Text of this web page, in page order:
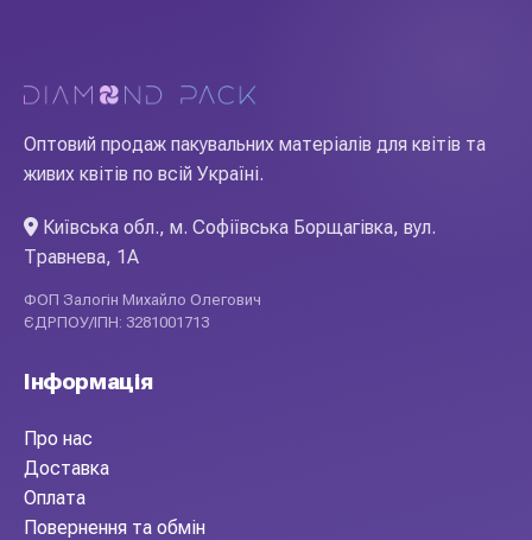
Оптовий продаж пакувальних матеріалів для квітів та
живих квітів по всій Україні.
Київська обл., м. Софіївська Борщагівка, вул.
Травнева, 1А
ФОП Залогін Михайло Олегович
ЄДРПОУ/ІПН: 3281001713
Інформація
Про нас
Доставка
Оплата
Повернення та обмін